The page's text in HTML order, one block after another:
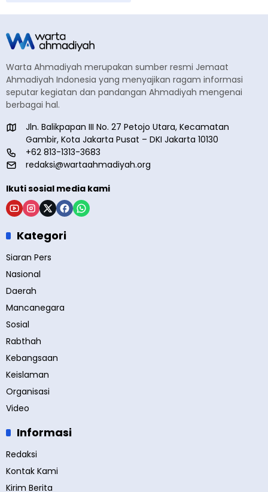
Warta Ahmadiyah merupakan sumber resmi Jemaat
Ahmadiyah Indonesia yang menyajikan ragam informasi
seputar kegiatan dan pandangan Ahmadiyah mengenai
berbagai hal.
Jln. Balikpapan III No. 27 Petojo Utara, Kecamatan
Gambir, Kota Jakarta Pusat – DKI Jakarta 10130
+62 813-1313-3683
redaksi@wartaahmadiyah.org
Ikuti sosial media kami
Kategori
Siaran Pers
Nasional
Daerah
Mancanegara
Sosial
Rabthah
Kebangsaan
Keislaman
Organisasi
Video
Informasi
Redaksi
Kontak Kami
Kirim Berita